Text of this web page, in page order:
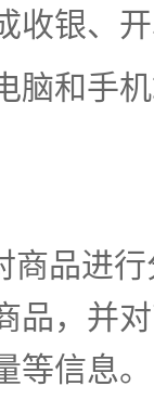
收银、
和手机
品进行
品，并
信息。